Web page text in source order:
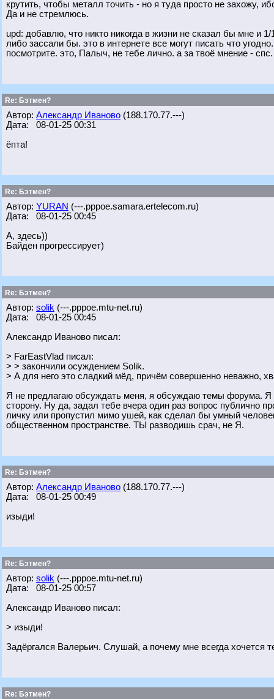
крутить, чтобы металл точить - но я туда просто не захожу,
Да и не стремлюсь.
upd: добавлю, что никто никогда в жизни не сказал бы мне и
либо зассали бы. это в интернете все могут писать что
посмотрите. это, Палыч, не тебе лично. а за твоё мнение - спс.
Re: Бэтмен?
Автор: Александр Иваново (188.170.77.---)
Дата: 08-01-25 00:31
ёпта!
Re: Бэтмен?
Автор: YURAN (---.pppoe.samara.ertelecom.ru)
Дата: 08-01-25 00:45
А, здесь))
Байден прогрессирует)
Re: Бэтмен?
Автор: solik (---.pppoe.mtu-net.ru)
Дата: 08-01-25 00:45
Александр Иваново писал:
> FarEastVlad писал:
> > закончили осуждением Solik.
> А для него это сладкий мёд, причём совершенно неважно,
Я не предлагаю обсуждать меня, я обсуждаю темы форума. Я
сторону. Ну да, задал тебе вчера один раз вопрос публично
личку или пропустил мимо ушей, как сделал бы умный
общественном пространстве. ТЫ разводишь срач, не Я.
Re: Бэтмен?
Автор: Александр Иваново (188.170.77.---)
Дата: 08-01-25 00:49
изыди!
Re: Бэтмен?
Автор: solik (---.pppoe.mtu-net.ru)
Дата: 08-01-25 00:57
Александр Иваново писал:
> изыди!
Задёргался Валерьич. Слушай, а почему мне всегда хочется
Re: Бэтмен?